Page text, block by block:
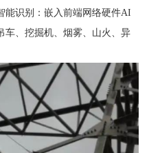
能识别：嵌入前端网络硬件AI
车、挖掘机、烟雾、山火、异